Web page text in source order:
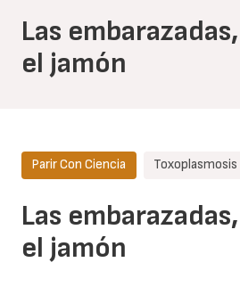
Las
el jamón
Las
el jamón
Parir Con Ciencia Toxoplasmosis